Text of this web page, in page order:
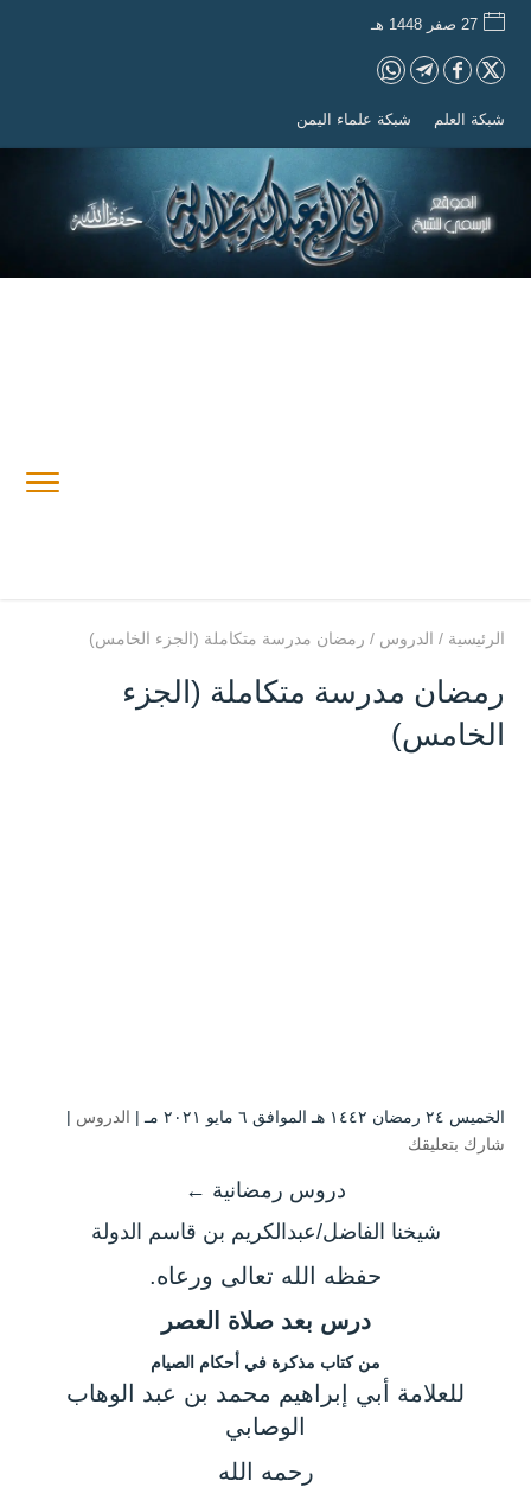
27 صفر 1448 هـ
شبكة العلم شبكة علماء اليمن
الرئيسية / الدروس / رمضان مدرسة متكاملة (الجزء الخامس)
رمضان مدرسة متكاملة (الجزء
الخامس)
الخميس ۲٤ رمضان ۱٤٤۲ هـ الموافق ٦ مايو ۲۰۲۱ مـ | الدروس |
شارك بتعليقك
دروس رمضانية ←
شيخنا الفاضل/عبدالكريم بن قاسم الدولة
حفظه الله تعالى ورعاه.
درس بعد صلاة العصر
من كتاب مذكرة في أحكام الصيام
للعلامة أبي إبراهيم محمد بن عبد الوهاب
الوصابي
رحمه الله